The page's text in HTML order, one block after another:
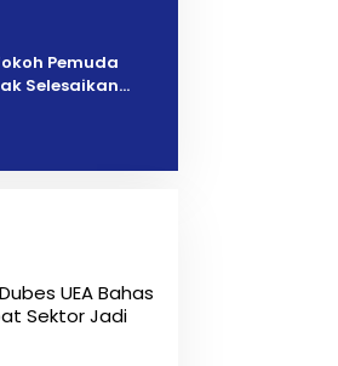
Pemuda
Selesaikan
UEA Bahas
Sektor Jadi